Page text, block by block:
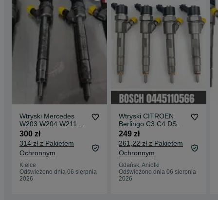
wtryskiwacze
pasują do Twojego pojazdu? Poproś nas o pomoc.
Wtryski Mercedes
W203 W204 W211 2
2 2.2 CDI
044.5110.054 ( 055 )
300 zł
314 zł z Pakietem
Ochronnym
Kielce
Odświeżono dnia 06 sierpnia
2026
Wtryski CITROEN
Berlingo C3 C4 DS3
Peugeot 1.6 BlueHDi
044.5110.566
249 zł
261,22 zł z Pakietem
Ochronnym
Gdańsk, Aniołki
Odświeżono dnia 06 sierpnia
2026